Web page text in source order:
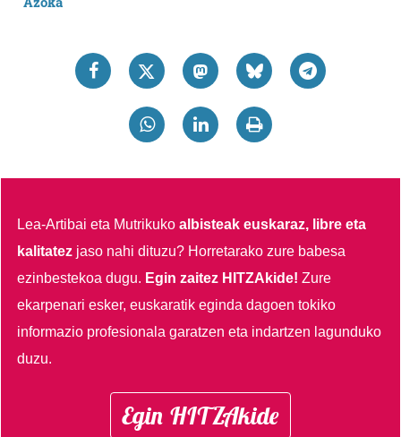
Lea-Artibai eta Mutrikukoalbisteak euskaraz, libre eta
kalitatez jaso nahi dituzu? Horretarako zure babesa
ezinbestekoa dugu. Egin zaitez HITZAkide!Zure
ekarpenari esker, euskaratik eginda dagoen tokiko
informazio profesionala garatzen eta indartzen lagunduko
duzu.
Egin HITZAkide